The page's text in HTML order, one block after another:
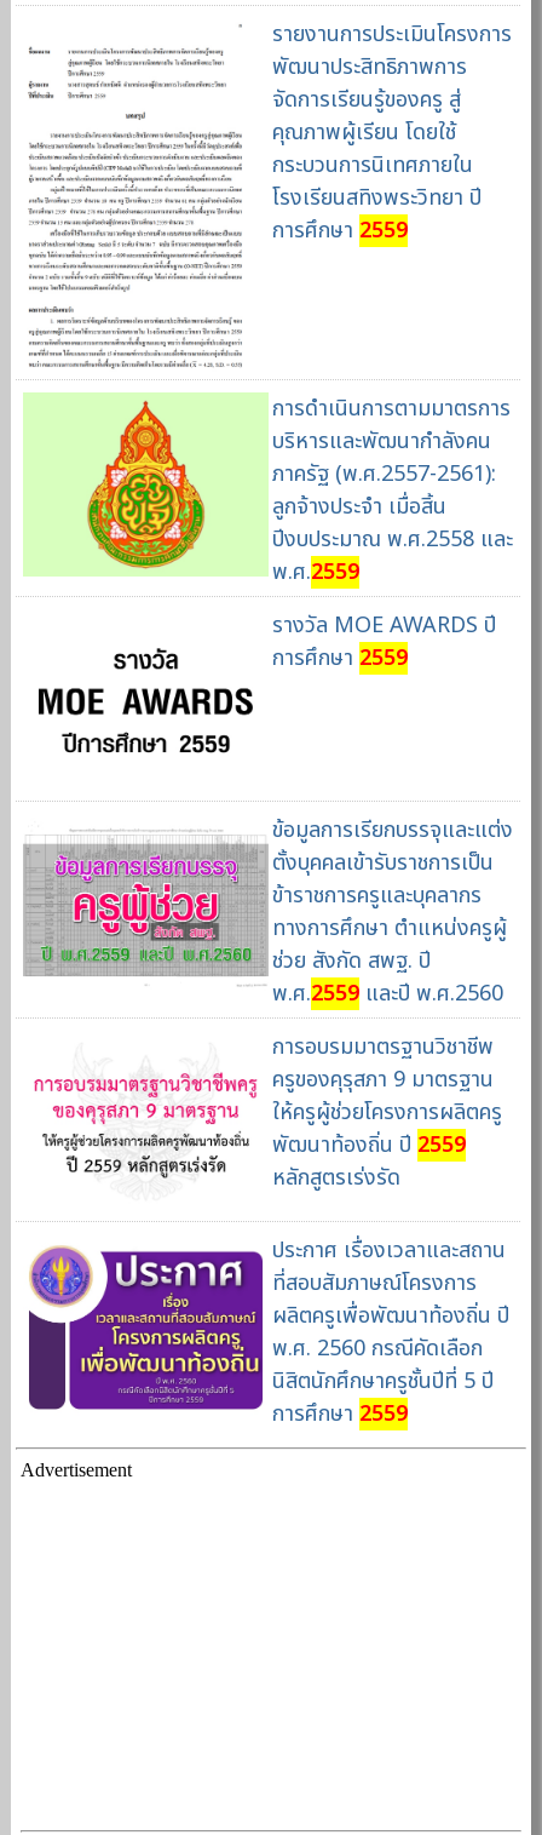
รายงานการประเมินโครงการ
พัฒนาประสิทธิภาพการ
จัดการเรียนรู้ของครู สู่
คุณภาพผู้เรียน โดยใช้
กระบวนการนิเทศภายใน
โรงเรียนสทิงพระวิทยา ปี
การศึกษา 2559
การดำเนินการตามมาตรการ
บริหารและพัฒนากำลังคน
ภาครัฐ (พ.ศ.2557-2561):
ลูกจ้างประจำ เมื่อสิ้น
ปีงบประมาณ พ.ศ.2558 และ
พ.ศ.2559
รางวัล MOE AWARDS ปี
การศึกษา 2559
ข้อมูลการเรียกบรรจุและแต่ง
ตั้งบุคคลเข้ารับราชการเป็น
ข้าราชการครูและบุคลากร
ทางการศึกษา ตำแหน่งครูผู้
ช่วย สังกัด สพฐ. ปี
พ.ศ.2559และปี พ.ศ.2560
การอบรมมาตรฐานวิชาชีพ
ครูของคุรุสภา 9 มาตรฐาน
ให้ครูผู้ช่วยโครงการผลิตครู
พัฒนาท้องถิ่น ปี 2559
หลักสูตรเร่งรัด
ประกาศ เรื่องเวลาและสถาน
ที่สอบสัมภาษณ์โครงการ
ผลิตครูเพื่อพัฒนาท้องถิ่น ปี
พ.ศ. 2560 กรณีคัดเลือก
นิสิตนักศึกษาครูชั้นปีที่ 5 ปี
การศึกษา 2559
Advertisement